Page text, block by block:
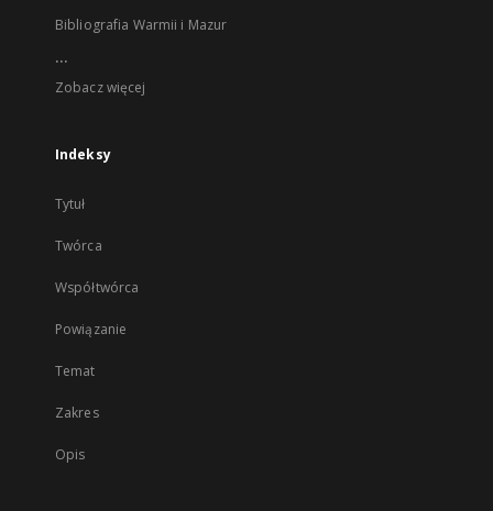
Bibliografia Warmii i Mazur
...
Zobacz więcej
Indeksy
Tytuł
Twórca
Współtwórca
Powiązanie
Temat
Zakres
Opis